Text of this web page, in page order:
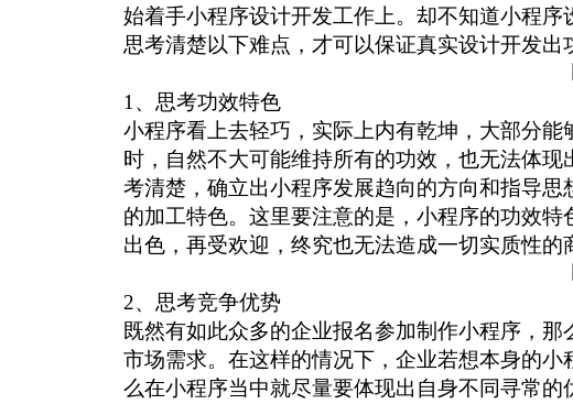
始着手小程序设计开发工作上。却不知道小程
思考清楚以下难点，才可以保证真实设计开发出
1、思考功效特色
小程序看上去轻巧，实际上内有乾坤，大部分
时，自然不大可能维持所有的功效，也无法体
考清楚，确立出小程序发展趋向的方向和指导思
的加工特色。这里要注意的是，小程序的功效
出色，再受欢迎，终究也无法造成一切实质性的
2、思考竞争优势
既然有如此众多的企业报名参加制作小程序，
市场需求。在这样的情况下，企业若想本身的
么在小程序当中就尽量要体现出自身不同寻常